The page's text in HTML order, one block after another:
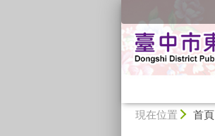
現在位置 首頁